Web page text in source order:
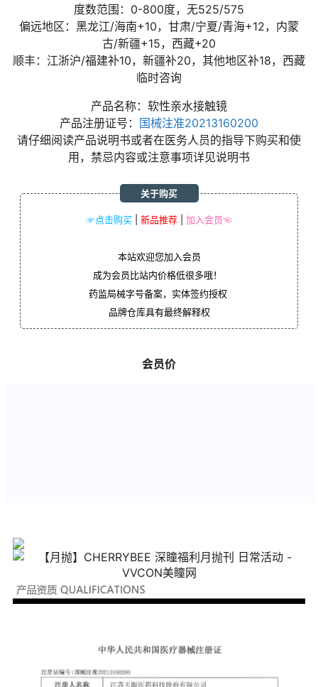
度数范围：0-800度，无525/575
偏远地区：黑龙江/海南+10，甘肃/宁夏/青海+12，内蒙
古/新疆+15，西藏+20
顺丰：江浙沪/福建补10，新疆补20，其他地区补18，西藏
临时咨询
产品名称：软性亲水接触镜
产品注册证号： 国械注准20213160200
请仔细阅读产品说明书或者在医务人员的指导下购买和使
用，禁忌内容或注意事项详见说明书
☞点击购买 新品推荐 加入会员☜
关于购买
本站欢迎您加入会员
成为会员比站内价格低很多哦！
药监局械字号备案，实体签约授权
品牌仓库具有最终解释权
会员价